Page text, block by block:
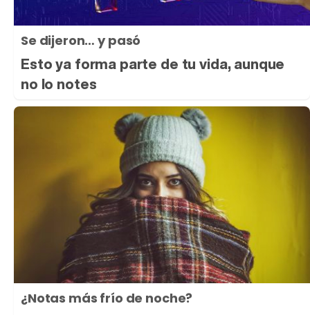
Se dijeron… y pasó
Esto ya forma parte de tu vida, aunque
no lo notes
¿Notas más frío de noche?